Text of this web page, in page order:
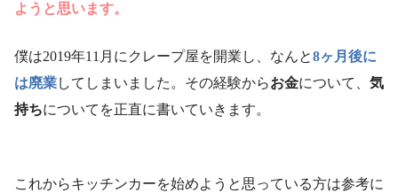
ようと思います。
僕は2019年11月にクレープ屋を開業し、なんと8ヶ月後に
は廃業してしまいました。その経験からお金について、 気
持ちについてを正直に書いていきます。
これからキッチンカーを始めようと思っている方は参考に